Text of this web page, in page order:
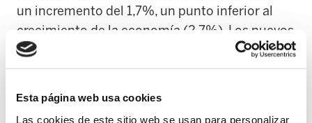
Esta página web usa cookies
Las cookies de este sitio web se usan para personalizar
un incremento del 1,7%, un punto inferior al
crecimiento de la economía (2,7%). Los nuevos
puestos de trabajo han sido para las mujeres,
ya que la población ocupada masculina ha
sectores, la agricultura ha vuelto a perder